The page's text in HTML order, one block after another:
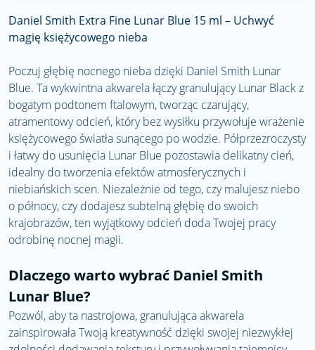
Daniel Smith Extra Fine Lunar Blue 15 ml – Uchwyć
magię księżycowego nieba
Poczuj głębię nocnego nieba dzięki Daniel Smith Lunar
Blue. Ta wykwintna akwarela łączy granulujący Lunar Black z
bogatym podtonem ftalowym, tworząc czarujący,
atramentowy odcień, który bez wysiłku przywołuje wrażenie
księżycowego światła sunącego po wodzie. Półprzezroczysty
i łatwy do usunięcia Lunar Blue pozostawia delikatny cień,
idealny do tworzenia efektów atmosferycznych i
niebiańskich scen. Niezależnie od tego, czy malujesz niebo
o północy, czy dodajesz subtelną głębię do swoich
krajobrazów, ten wyjątkowy odcień doda Twojej pracy
odrobinę nocnej magii.
Dlaczego warto wybrać Daniel Smith
Lunar Blue?
Pozwól, aby ta nastrojowa, granulująca akwarela
zainspirowała Twoją kreatywność dzięki swojej niezwykłej